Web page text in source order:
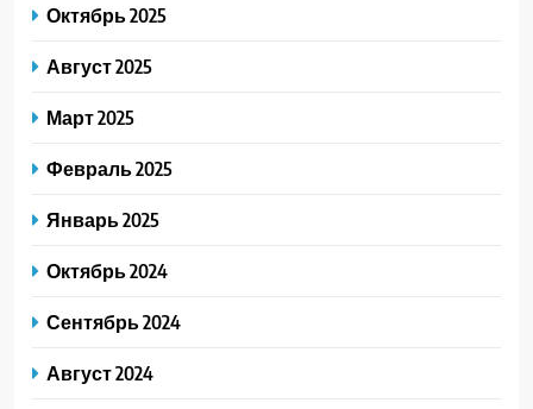
Октябрь 2025
Август 2025
Март 2025
Февраль 2025
Январь 2025
Октябрь 2024
Сентябрь 2024
Август 2024